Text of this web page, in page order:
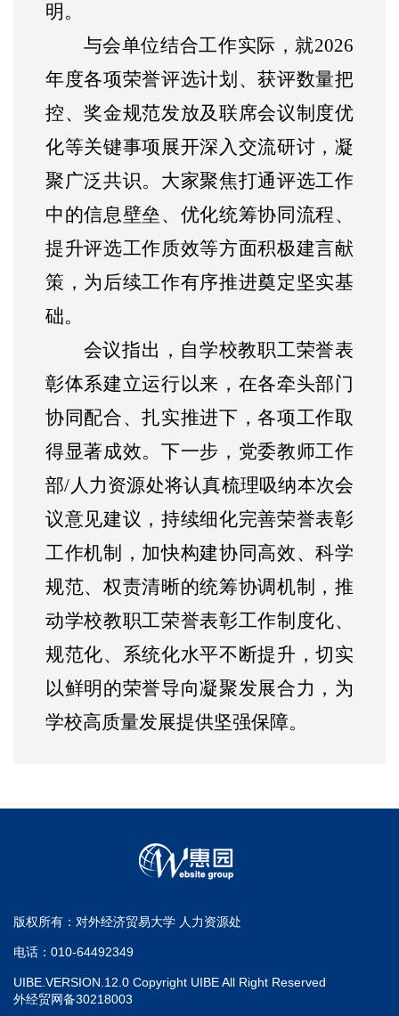
明。
与会单位结合工作实际，就2026
年度各项荣誉评选计划、获评数量把
控、奖金规范发放及联席会议制度优
化等关键事项展开深入交流研讨，凝
聚广泛共识。大家聚焦打通评选工作
中的信息壁垒、优化统筹协同流程、
提升评选工作质效等方面积极建言献
策，为后续工作有序推进奠定坚实基
础。
会议指出，自学校教职工荣誉表
彰体系建立运行以来，在各牵头部门
协同配合、扎实推进下，各项工作取
得显著成效。下一步，党委教师工作
部/人力资源处将认真梳理吸纳本次会
议意见建议，持续细化完善荣誉表彰
工作机制，加快构建协同高效、科学
规范、权责清晰的统筹协调机制，推
动学校教职工荣誉表彰工作制度化、
规范化、系统化水平不断提升，切实
以鲜明的荣誉导向凝聚发展合力，为
学校高质量发展提供坚强保障。
12
版权所有：对外经济贸易大学 人力资源处
电话：010-64492349
UIBE.VERSION.12.0 Copyright UIBE All Right Reserved
外经贸网备30218003